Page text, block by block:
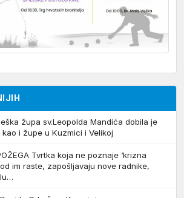
župa sv.Leopolda Mandića dobila je
i župe u Kuzmici i Velikoj
Tvrtka koja ne poznaje ‘krizna
im raste, zapošljavaju nove radnike,